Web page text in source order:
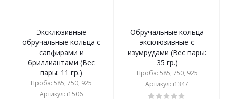
Эксклюзивные
обручальные кольца с
сапфирами и
бриллиантами (Вес
пары: 11 гр.)
Проба: 585, 750, 925
Артикул: i1506
Обручальные кольца
эксклюзивные с
изумрудами (Вес пары:
35 гр.)
Проба: 585, 750, 925
Артикул: i1347